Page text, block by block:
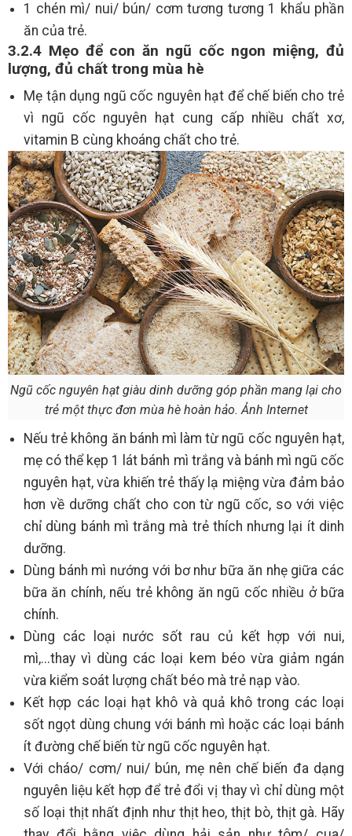
1 chén mì/ nui/ bún/ cơm tương tương 1 khẩu phần
ăn của trẻ.
3.2.4 Mẹo để con ăn ngũ cốc ngon miệng, đủ
lượng, đủ chất trong mùa hè
Mẹ tận dụng ngũ cốc nguyên hạt để chế biến cho trẻ
vì ngũ cốc nguyên hạt cung cấp nhiều chất xơ,
vitamin B cùng khoáng chất cho trẻ.
Ngũ cốc nguyên hạt giàu dinh dưỡng góp phần mang lại cho
trẻ một thực đơn mùa hè hoàn hảo. Ảnh Internet
Nếu trẻ không ăn bánh mì làm từ ngũ cốc nguyên hạt,
mẹ có thể kẹp 1 lát bánh mì trắng và bánh mì ngũ cốc
nguyên hạt, vừa khiến trẻ thấy lạ miệng vừa đảm bảo
hơn về dưỡng chất cho con từ ngũ cốc, so với việc
chỉ dùng bánh mì trắng mà trẻ thích nhưng lại ít dinh
dưỡng.
Dùng bánh mì nướng với bơ như bữa ăn nhẹ giữa các
bữa ăn chính, nếu trẻ không ăn ngũ cốc nhiều ở bữa
chính.
Dùng các loại nước sốt rau củ kết hợp với nui,
mì,...thay vì dùng các loại kem béo vừa giảm ngán
vừa kiểm soát lượng chất béo mà trẻ nạp vào.
Kết hợp các loại hạt khô và quả khô trong các loại
sốt ngọt dùng chung với bánh mì hoặc các loại bánh
ít đường chế biến từ ngũ cốc nguyên hạt.
Với cháo/ cơm/ nui/ bún, mẹ nên chế biến đa dạng
nguyên liệu kết hợp để trẻ đổi vị thay vì chỉ dùng một
số loại thịt nhất định như thịt heo, thịt bò, thịt gà. Hãy